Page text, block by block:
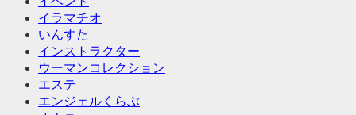
イラマチオ
いんすた
インストラクター
ウーマンコレクション
エステ
エンジェルくらぶ